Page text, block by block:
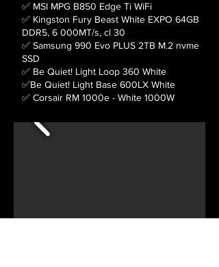
✅ MSI MPG B850 Edge Ti WiFi
✅ Kingston Fury Beast White EXPO 64GB
DDR5, 6 000MT/s, cl 30
✅ Samsung 990 Evo PLUS 2TB M.2 nvme
SSD
✅ Be Quiet! Light Loop 360 White
✅Be Quiet! Light Base 600LX White
✅ Corsair RM 1000e - White 1000W